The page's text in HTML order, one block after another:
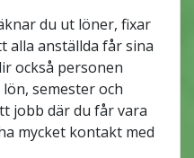
du ut löner, fixar
alla anställda får sina
också personen
semester och
jobb där du får vara
mycket kontakt med